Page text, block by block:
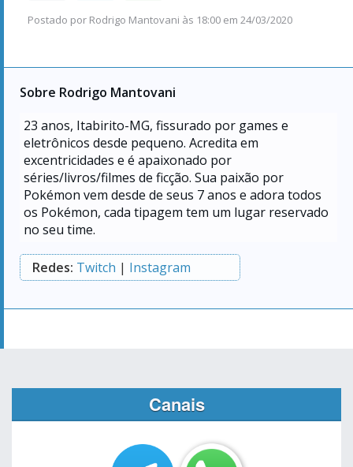
Postado por Rodrigo Mantovani às 18:00 em 24/03/2020
Sobre Rodrigo Mantovani
23 anos, Itabirito-MG, fissurado por games e
eletrônicos desde pequeno. Acredita em
excentricidades e é apaixonado por
séries/livros/filmes de ficção. Sua paixão por
Pokémon vem desde de seus 7 anos e adora todos
os Pokémon, cada tipagem tem um lugar reservado
no seu time.
Redes: Twitch | Instagram
Canais